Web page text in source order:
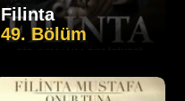
Filinta
49. Bölüm